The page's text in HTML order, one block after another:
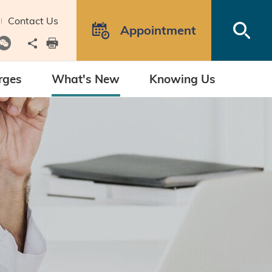
Contact Us
Share toprint
Appointment
What's New Knowing Us